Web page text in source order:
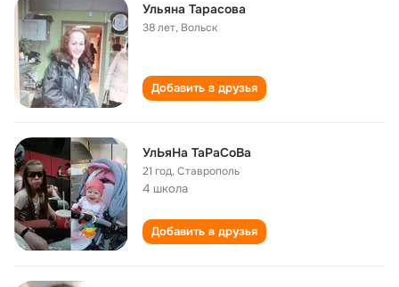
Ульяна Тарасова
38 лет, Вольск
Добавить в друзья
УлЬяНа ТаРаСоВа
21 год,Ставрополь
4 школа
Добавить в друзья